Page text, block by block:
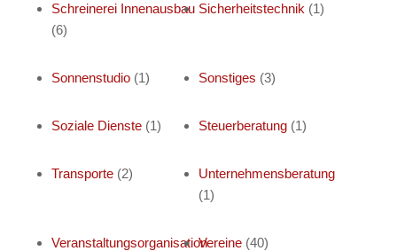
Schreinerei Innenausbau
(6)
Sicherheitstechnik (1)
Sonnenstudio(1) Sonstiges (3)
Soziale Dienste(1) Steuerberatung(1)
Transporte(2)
Unternehmensberatung
(1)
VeranstaltungsorganisationVereine(40)